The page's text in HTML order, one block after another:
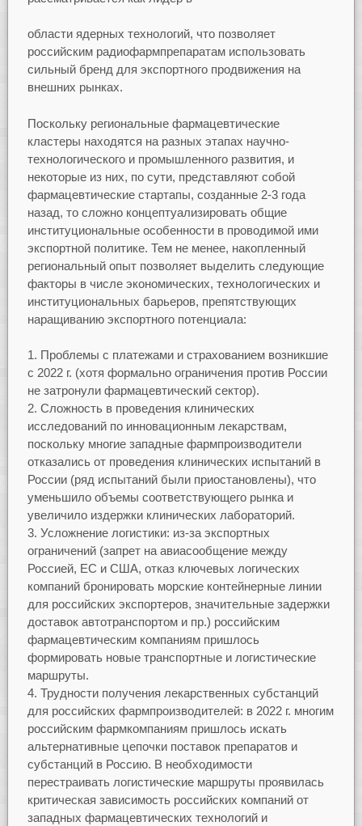
области ядерных технологий, что позволяет
российским радиофармпрепаратам использовать
сильный бренд для экспортного продвижения на
внешних рынках.
Поскольку региональные фармацевтические
кластеры находятся на разных этапах научно-
технологического и промышленного развития, и
некоторые из них, по сути, представляют собой
фармацевтические стартапы, созданные 2-3 года
назад, то сложно концептуализировать общие
институциональные особенности в проводимой ими
экспортной политике. Тем не менее, накопленный
региональный опыт позволяет выделить следующие
факторы в числе экономических, технологических и
институциональных барьеров, препятствующих
наращиванию экспортного потенциала:
Проблемы с платежами и страхованием возникшие
c 2022 г. (хотя формально ограничения против России
не затронули фармацевтический сектор).
Сложность в проведения клинических
исследований по инновационным лекарствам,
поскольку многие западные фармпроизводители
отказались от проведения клинических испытаний в
России (ряд испытаний были приостановлены), что
уменьшило объемы соответствующего рынка и
увеличило издержки клинических лабораторий.
Усложнение логистики: из-за экспортных
ограничений (запрет на авиасообщение между
Россией, ЕС и США, отказ ключевых логических
компаний бронировать морские контейнерные линии
для российских экспортеров, значительные задержки
доставок автотранспортом и пр.) российским
фармацевтическим компаниям пришлось
формировать новые транспортные и логистические
маршруты.
Трудности получения лекарственных субстанций
для российских фармпроизводителей: в 2022 г. многим
российским фармкомпаниям пришлось искать
альтернативные цепочки поставок препаратов и
субстанций в Россию. В необходимости
перестраивать логистические маршруты проявилась
критическая зависимость российских компаний от
западных фармацевтических технологий и